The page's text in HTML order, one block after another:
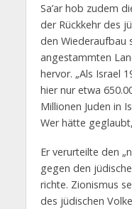
Sa’ar hob zudem
der Rückkehr des
den Wiederaufbau
angestammten
hervor. „Als Israel
hier nur etwa
Millionen Juden in
Wer hätte
Er verurteilte den
gegen den
richte. Zionismus
des jüdischen